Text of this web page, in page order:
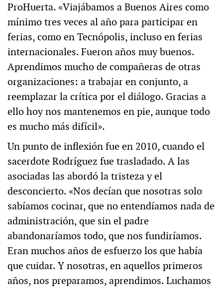
ProHuerta. «Viajábamos a Buenos Aires como
mínimo tres veces al año para participar en
ferias, como en Tecnópolis, incluso en ferias
internacionales. Fueron años muy buenos.
Aprendimos mucho de compañeras de otras
organizaciones: a trabajar en conjunto, a
reemplazar la crítica por el diálogo. Gracias a
ello hoy nos mantenemos en pie, aunque todo
es mucho más difícil».
Un punto de inflexión fue en 2010, cuando el
sacerdote Rodríguez fue trasladado. A las
asociadas las abordó la tristeza y el
desconcierto. «Nos decían que nosotras solo
sabíamos cocinar, que no entendíamos nada de
administración, que sin el padre
abandonaríamos todo, que nos fundiríamos.
Eran muchos años de esfuerzo los que había
que cuidar. Y nosotras, en aquellos primeros
años, nos preparamos, aprendimos. Luchamos